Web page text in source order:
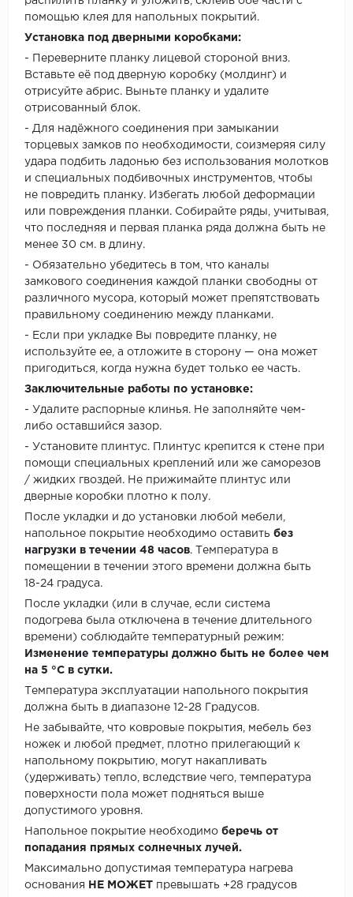
помощью клея для напольных покрытий.
Установка под дверными коробками:
- Переверните планку лицевой стороной вниз.
Вставьте её под дверную коробку (молдинг) и
отрисуйте абрис. Выньте планку и удалите
отрисованный блок.
- Для надёжного соединения при замыкании
торцевых замков по необходимости, соизмеряя силу
удара подбить ладонью без использования молотков
и специальных подбивочных инструментов, чтобы
не повредить планку. Избегать любой деформации
или повреждения планки. Собирайте ряды, учитывая,
что последняя и первая планка ряда должна быть не
менее 30 см. в длину.
- Обязательно убедитесь в том, что каналы
замкового соединения каждой планки свободны от
различного мусора, который может препятствовать
правильному соединению между планками.
- Если при укладке Вы повредите планку, не
используйте ее, а отложите в сторону — она может
пригодиться, когда нужна будет только ее часть.
Заключительные работы по установке:
- Удалите распорные клинья. Не заполняйте чем-
либо оставшийся зазор.
- Установите плинтус. Плинтус крепится к стене при
помощи специальных креплений или же саморезов
/ жидких гвоздей. Не прижимайте плинтус или
дверные коробки плотно к полу.
После укладки и до установки любой мебели,
напольное покрытие необходимо оставить без
нагрузки в течении 48 часов. Температура в
помещении в течении этого времени должна быть
18-24 градуса.
После укладки (или в случае, если система
подогрева была отключена в течение длительного
времени) соблюдайте температурный режим:
Изменение температуры должно быть не более чем
на 5 °C в сутки.
Температура эксплуатации напольного покрытия
должна быть в диапазоне 12-28 Градусов.
Не забывайте, что ковровые покрытия, мебель без
ножек и любой предмет, плотно прилегающий к
напольному покрытию, могут накапливать
(удерживать) тепло, вследствие чего, температура
поверхности пола может подняться выше
допустимого уровня.
Напольное покрытие необходимо беречь от
попадания прямых солнечных лучей.
Максимально допустимая температура нагрева
основания
НЕ МОЖЕТ превышать +28 градусов